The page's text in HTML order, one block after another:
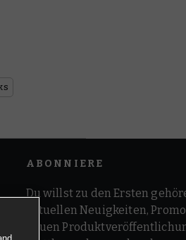
ABONNIERE
Du willst zu den Ersten
aktuellen Neuigkeiten,
neuen